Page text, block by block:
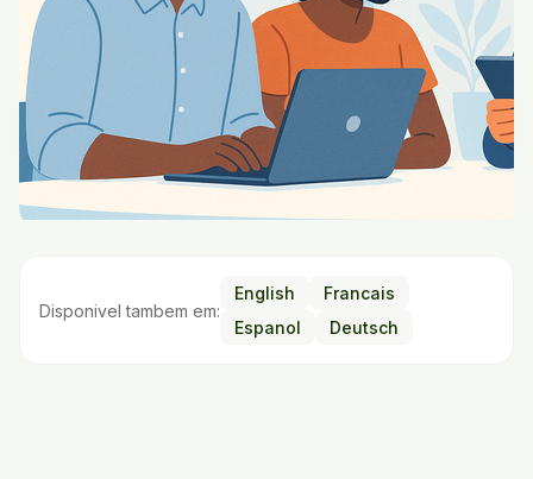
Disponivel tambem em:
English
Francais
Espanol
Deutsch